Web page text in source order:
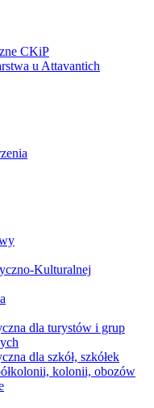
CKiP
u Attavantich
Kulturalnej
dla turystów i grup
dla szkół, szkółek
kolonii, obozów